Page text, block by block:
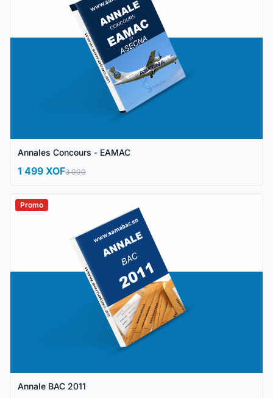
Annales Concours - EAMAC
1 499 XOF3 000
Promo
Annale BAC 2011